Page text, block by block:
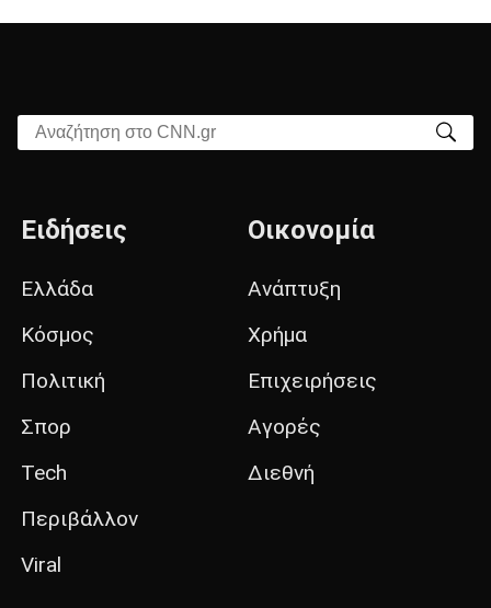
Αναζήτηση στο CNN.gr
Ειδήσεις
Ελλάδα
Κόσμος
Πολιτική
Σπορ
Tech
Περιβάλλον
Viral
Οικονομία
Ανάπτυξη
Χρήμα
Επιχειρήσεις
Αγορές
Διεθνή